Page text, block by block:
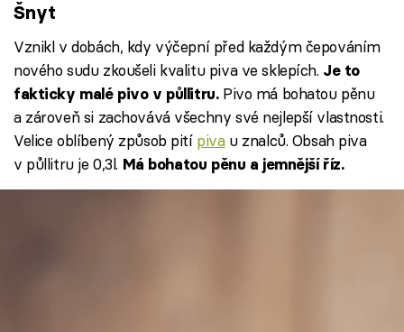
Šnyt
Vznikl v dobách, kdy výčepní před každým čepováním
nového sudu zkoušeli kvalitu piva ve sklepích. Je to
fakticky malé pivo v půllitru.Pivo má bohatou pěnu
a zároveň si zachovává všechny své nejlepší vlastnosti.
Velice oblíbený způsob pití pivau znalců. Obsah piva
v půllitru je 0,3l. Má bohatou pěnu a jemnější říz.